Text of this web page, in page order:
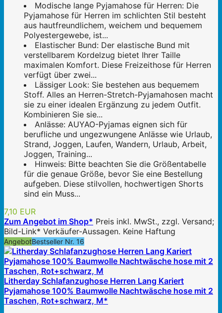
Modische lange Pyjamahose für Herren: Die
Pyjamahose für Herren im schlichten Stil besteht
aus hautfreundlichem, weichem und bequemem
Polyestergewebe, ist...
Elastischer Bund: Der elastische Bund mit
verstellbarem Kordelzug bietet Ihrer Taille
maximalen Komfort. Diese Freizeithose für Herren
verfügt über zwei...
Lässiger Look: Sie bestehen aus bequemem
Stoff. Alles an Herren-Stretch-Pyjamahosen macht
sie zu einer idealen Ergänzung zu jedem Outfit.
Kombinieren Sie sie...
Anlässe: AUYAO-Pyjamas eignen sich für
berufliche und ungezwungene Anlässe wie Urlaub,
Strand, Joggen, Laufen, Wandern, Urlaub, Arbeit,
Joggen, Training...
Hinweis: Bitte beachten Sie die Größentabelle
für die genaue Größe, bevor Sie eine Bestellung
aufgeben. Diese stilvollen, hochwertigen Shorts
sind ein Muss...
7,10 EUR
Zum Angebot im Shop* Preis inkl. MwSt., zzgl. Versand;
Bild-Link* Verkäufer-Aussagen. Keine Haftung
AngebotBestseller Nr. 16
Litherday Schlafanzughose Herren Lang Kariert
Pyjamahose 100% Baumwolle Nachtwäsche hose mit 2
Taschen, Rot+schwarz, M*